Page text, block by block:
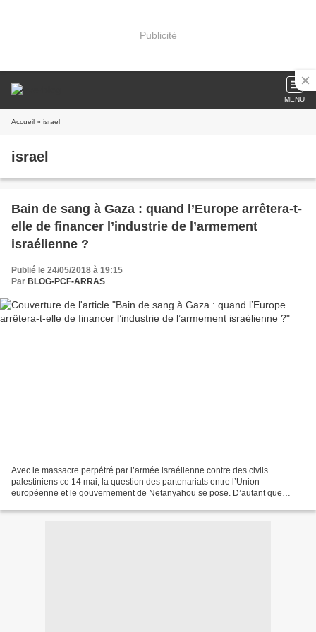
Publicité
MENU
Accueil » israel
israel
Bain de sang à Gaza : quand l’Europe arrêtera-t-
elle de financer l’industrie de l’armement
israélienne ?
Publié le 24/05/2018 à 19:15
Par BLOG-PCF-ARRAS
Avec le massacre perpétré par l’armée israélienne contre des civils
palestiniens ce 14 mai, la question des partenariats entre l’Union
européenne et le gouvernement de Netanyahou se pose. D’autant que